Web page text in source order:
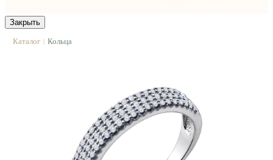
Закрыть
Каталог | Кольца